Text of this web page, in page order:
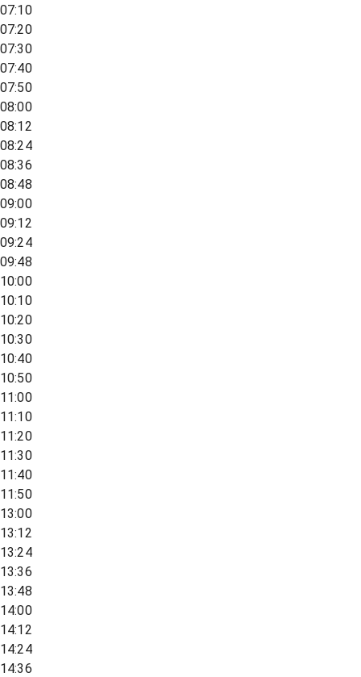
07:10
07:20
07:30
07:40
07:50
08:00
08:12
08:24
08:36
08:48
09:00
09:12
09:24
09:48
10:00
10:10
10:20
10:30
10:40
10:50
11:00
11:10
11:20
11:30
11:40
11:50
13:00
13:12
13:24
13:36
13:48
14:00
14:12
14:24
14:36